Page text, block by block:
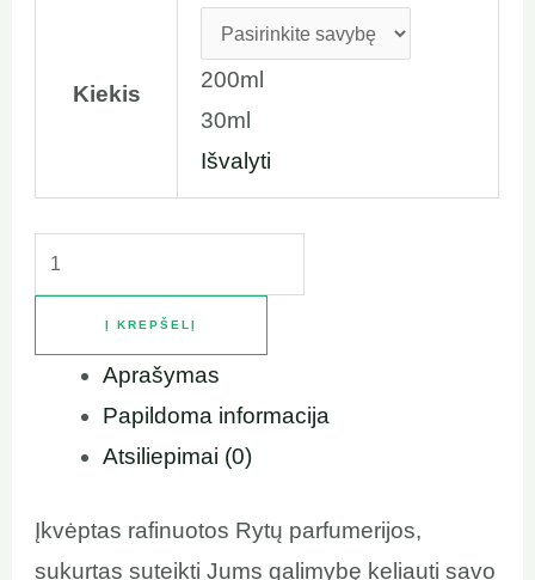
Kiekis
200ml
30ml
Išvalyti
Į KREPŠELĮ
Aprašymas
Papildoma informacija
Atsiliepimai (0)
Įkvėptas rafinuotos Rytų parfumerijos,
sukurtas suteikti Jums galimybę keliauti savo